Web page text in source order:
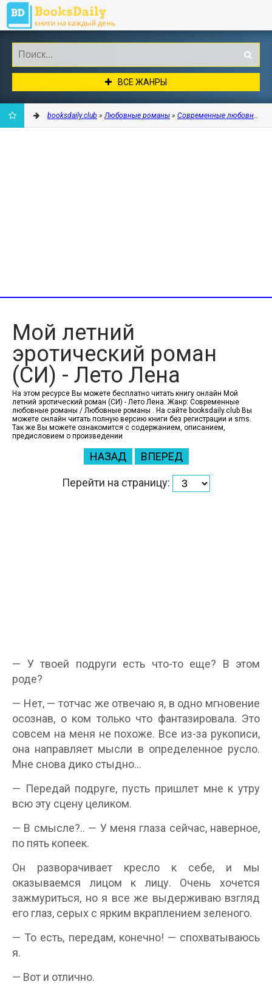
ВСЕ ЖАНРЫ
booksdaily.club »Любовные романы » Современные любовные
Мой летний
эротический роман
(СИ) - Лето Лена
На этом ресурсе Вы можете бесплатно читать книгу онлайн Мой
летний эротический роман (СИ) - Лето Лена. Жанр: Современные
любовные романы / Любовные романы . На сайте booksdaily.club Вы
можете онлайн читать полную версию книги без регистрации и sms.
Так же Вы можете ознакомится с содержанием, описанием,
предисловием о произведении
НАЗАД ВПЕРЕД
Перейти на страницу:
— У твоей подруги есть что-то еще? В этом
роде?
— Нет, — тотчас же отвечаю я, в одно мгновение
осознав, о ком только что фантазировала. Это
совсем на меня не похоже. Все из-за рукописи,
она направляет мысли в определенное русло.
Мне снова дико стыдно…
— Передай подруге, пусть пришлет мне к утру
всю эту сцену целиком.
— В смысле?.. — У меня глаза сейчас, наверное,
по пять копеек.
Он разворачивает кресло к себе, и мы
оказываемся лицом к лицу. Очень хочется
зажмуриться, но я все же выдерживаю взгляд
его глаз, серых с ярким вкраплением зеленого.
— То есть, передам, конечно! — спохватываюсь
я.
— Вот и отлично.